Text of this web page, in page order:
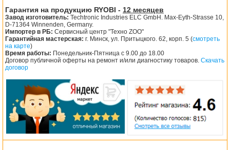
Гарантия на продукцию RYOBI - 12 месяцев
Завод изготовитель: Techtronic Industries ELC GmbH. Max-Eyth-Strasse 10,
D-71364 Winnenden, Germany.
Импортер в РБ: Сервисный центр "Техно ZOO"
Гарантийная мастерская: г. Минск, ул. Притыцкого. 62, корп. 5 (смотреть
на карте)
Время работы: Понедельник-Пятница с 9.00 до 18.00
Договор публичной оферты на ремонт и/или диагностику товаров. Скачать
договор